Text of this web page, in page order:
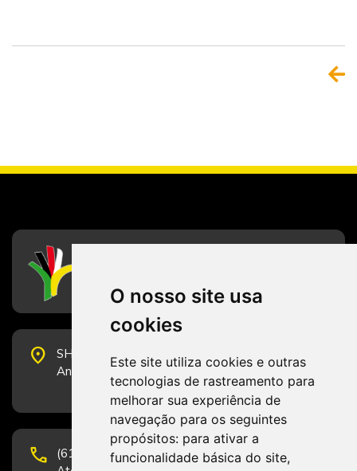
O nosso site usa
cookies
Este site utiliza cookies e outras
tecnologias de rastreamento para
melhorar sua experiência de
navegação para os seguintes
propósitos: para ativar a
funcionalidade básica do site,
place
SHS Quadra 6, Bloco E, Complexo Brasil 21, 20º
Andar, Sala 2001 - CEP 70322-915 - Brasília/DF
phone
(61) 3223-1652 e (61) 98131-3801.